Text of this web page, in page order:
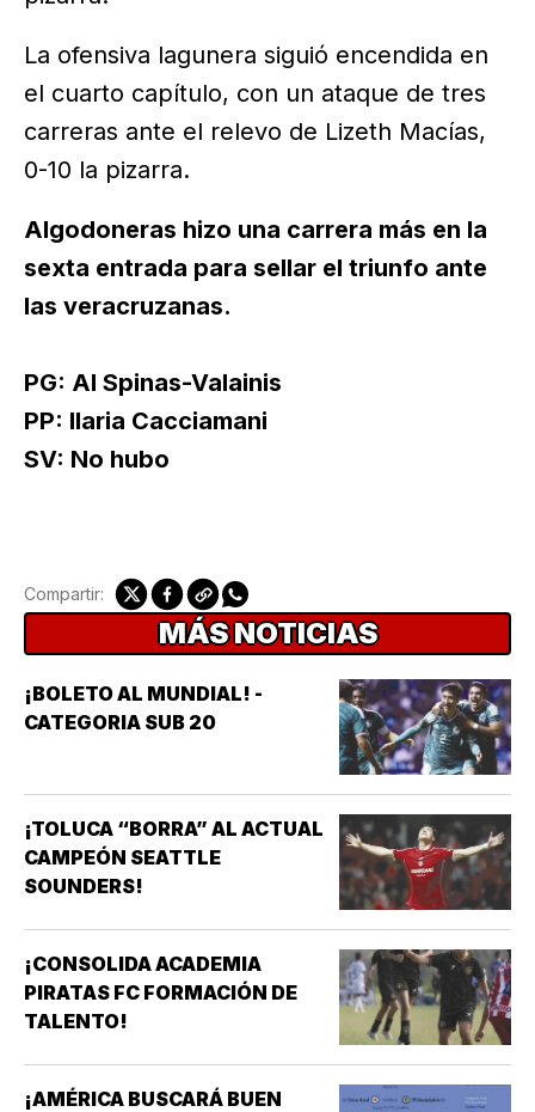
La ofensiva lagunera siguió encendida en
el cuarto capítulo, con un ataque de tres
carreras ante el relevo de Lizeth Macías,
0-10 la pizarra.
Algodoneras hizo una carrera más en la
sexta entrada para sellar el triunfo ante
las veracruzanas.
PG: Al Spinas-Valainis
PP: Ilaria Cacciamani
SV: No hubo
Compartir:
MÁS NOTICIAS
¡BOLETO AL MUNDIAL! -
CATEGORIA SUB 20
¡TOLUCA “BORRA” AL ACTUAL
CAMPEÓN SEATTLE
SOUNDERS!
¡CONSOLIDA ACADEMIA
PIRATAS FC FORMACIÓN DE
TALENTO!
¡AMÉRICA BUSCARÁ BUEN